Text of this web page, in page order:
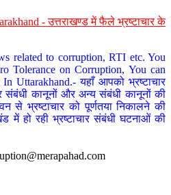
- उत्तराखण्ड में फैले भ्रष्टाचार के
related to corruption, RTI etc. You
Tolerance on Corruption, You can
Uttarakhand.- यहाँ आपको भ्रष्टाचार
संबंधी कानूनों और अन्य संबंधी कानूनों की
से भ्रष्टाचार को पूर्णतया निकालने की
हो रही भ्रष्टाचार संबंधी घटनाओं की